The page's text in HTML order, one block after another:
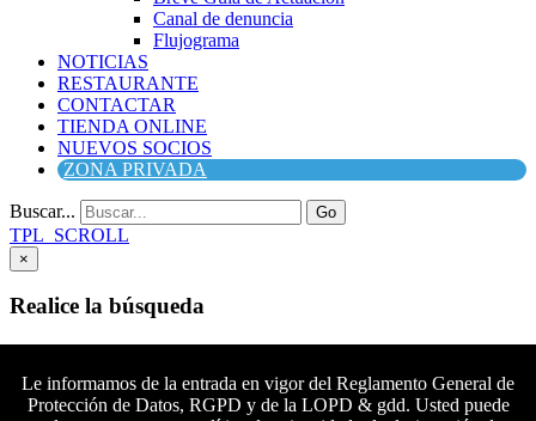
Canal de denuncia
Flujograma
NOTICIAS
RESTAURANTE
CONTACTAR
TIENDA ONLINE
NUEVOS SOCIOS
ZONA PRIVADA
Buscar... Go
TPL_SCROLL
×
Realice la búsqueda
Buscar
Le informamos de la entrada en vigor del Reglamento General de
Protección de Datos, RGPD y de la LOPD & gdd. Usted puede